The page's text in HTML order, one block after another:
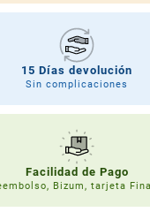
15 Días devolución
Sin complicaciones
Facilidad de Pago
Bizum, tarjeta